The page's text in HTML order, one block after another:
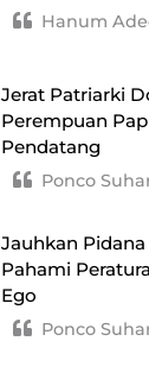
Hanum
Jerat Patriarki
Perempuan
Pendatang
Ponco
Jauhkan
Pahami
Ego
Ponco